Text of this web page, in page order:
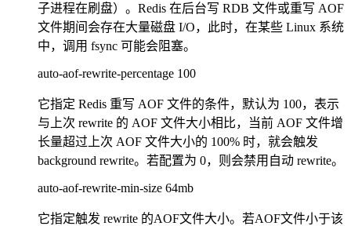
子进程在刷盘）。Redis 在后台写 RDB 文件或重写 AOF
文件期间会存在大量磁盘 I/O，此时，在某些 Linux 系统
中，调用 fsync 可能会阻塞。
auto-aof-rewrite-percentage 100
它指定 Redis 重写 AOF 文件的条件，默认为 100，表示
与上次 rewrite 的 AOF 文件大小相比，当前 AOF 文件增
长量超过上次 AOF 文件大小的 100% 时，就会触发
background rewrite。若配置为 0，则会禁用自动 rewrite。
auto-aof-rewrite-min-size 64mb
它指定触发 rewrite 的AOF文件大小。若AOF文件小于该